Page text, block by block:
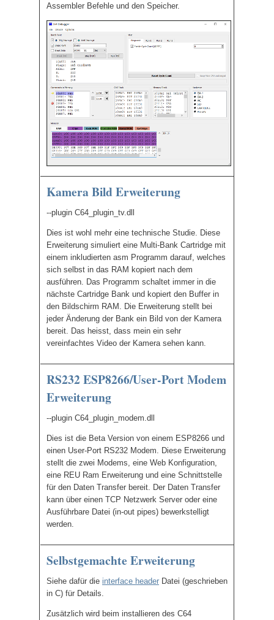
Assembler Befehle und den Speicher.
Kamera Bild Erweiterung
--plugin C64_plugin_tv.dll
Dies ist wohl mehr eine technische Studie. Diese
Erweiterung simuliert eine Multi-Bank Cartridge mit
einem inkludierten asm Programm darauf, welches
sich selbst in das RAM kopiert nach dem
ausführen. Das Programm schaltet immer in die
nächste Cartridge Bank und kopiert den Buffer in
den Bildschirm RAM. Die Erweiterung stellt bei
jeder Änderung der Bank ein Bild von der Kamera
bereit. Das heisst, dass mein ein sehr
vereinfachtes Video der Kamera sehen kann.
RS232 ESP8266/User-Port Modem
Erweiterung
--plugin C64_plugin_modem.dll
Dies ist die Beta Version von einem ESP8266 und
einen User-Port RS232 Modem. Diese Erweiterung
stellt die zwei Modems, eine Web Konfiguration,
eine REU Ram Erweiterung und eine Schnittstelle
für den Daten Transfer bereit. Der Daten Transfer
kann über einen TCP Netzwerk Server oder eine
Ausführbare Datei (in-out pipes) bewerkstelligt
werden.
Selbstgemachte Erweiterung
Siehe dafür die interface header Datei (geschrieben
in C) für Details.
Zusätzlich wird beim installieren des C64